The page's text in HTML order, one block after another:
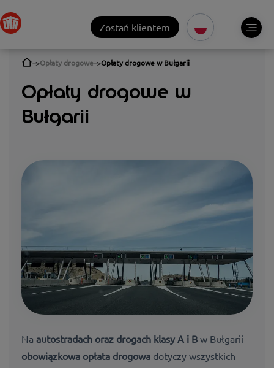
Zostań klientem
Opłaty drogowe Opłaty drogowe w Bułgarii
Opłaty drogowe w
Bułgarii
Na autostradach oraz drogach klasy A i B w Bułgarii
obowiązkowa opłata drogowa dotyczy wszystkich